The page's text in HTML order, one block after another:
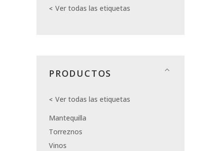
Ver todas las etiquetas
PRODUCTOS
Ver todas las etiquetas
Mantequilla
Torreznos
Vinos